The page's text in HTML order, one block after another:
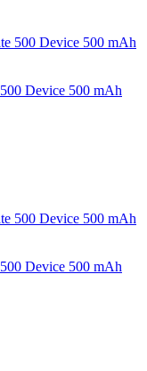
Device 500 mAh
Device 500 mAh